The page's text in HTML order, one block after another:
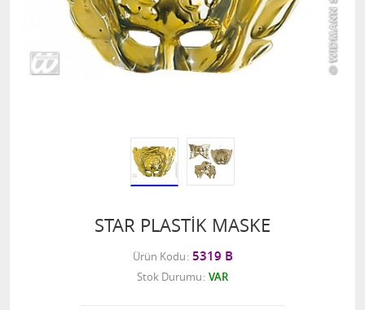
STAR PLASTİK MASKE
Ürün Kodu 5319 B
Stok Durumu VAR